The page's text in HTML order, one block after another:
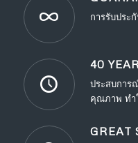
การรับประ
40
ประสบการ
คุณภาพ ทำ
GREAT